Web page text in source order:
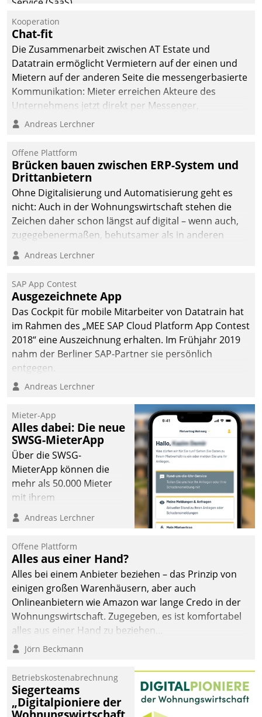
Kooperation
Chat-fit
Die Zusammenarbeit zwischen AT Estate und
Datatrain ermöglicht Vermietern auf der einen und
Mietern auf der anderen Seite die messengerbasierte
Kommunikation: Mieter erreichen Akteure des
Unternehmens jetzt direkt per Messenger,
Mitarbeiter oder Dienstleister empfangen oder
Andreas Lerchner
Offene Plattform
Brücken bauen zwischen ERP-System und
Drittanbietern
Ohne Digitalisierung und Automatisierung geht es
nicht: Auch in der Wohnungswirtschaft stehen die
Zeichen daher schon längst auf digital – wenn auch,
zugegebenermaßen, behutsamer als in anderen
Branchen.
Andreas Lerchner
SAP App Contest
Ausgezeichnete App
Das Cockpit für mobile Mitarbeiter von Datatrain hat
im Rahmen des „MEE SAP Cloud Platform App Contest
2018“ eine Auszeichnung erhalten. Im Frühjahr 2019
nahm der Berliner SAP-Partner sie persönlich
entgegen.
Andreas Lerchner
Mieter-App
Alles dabei: Die neue
SWSG-MieterApp
Über die SWSG-
MieterApp können die
mehr als 50.000 Mieter
mit ihrem
Wohnungsunternehmen
kommunizieren, auf dem
einsehen und ändern
oder
Schadensmeldungen
abgeben – rund um die
Uhr.
Andreas Lerchner
Offene Plattform
Alles aus einer Hand?
Alles bei einem Anbieter beziehen – das Prinzip von
einigen großen Warenhäusern, aber auch
Onlineanbietern wie Amazon war lange Credo in der
Wohnungswirtschaft. Zugegeben, es ist komfortabel
alles aus einer Hand zu beziehen...
Jörn Beckmann
Betriebskostenabrechnung
Siegerteams
„Digitalpioniere der